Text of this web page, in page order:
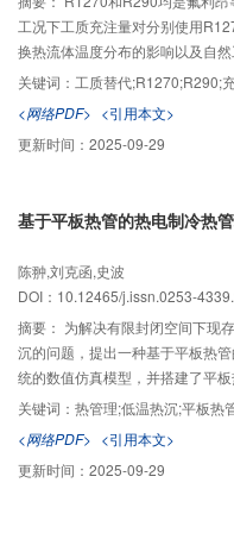
工况下工质充注量对分别使用
换热流体温度分布的影响以及自
对两系统的循环性能和换热流体
系统均在相同的最佳充注量（
不同充注量下两系统的冷凝器中
第一传热窄点和第二最大传热温
迁移；相比于R22系统，R1270
和降低了10.65%，因此R1270比
关键词： 工质替代;R1270;R290;
<网络PDF> <引用本文>
更新时间： 2025-09-29
基于平板热管的热电制冷热
陈翀,刘克函,史波
DOI：10.12465/j.issn.0253-
摘要： 为解决有限封闭空间下现
沉的问题，提出一种基于平板热
统的数值仿真模型，并搭建了平
验证了模型的准确性。结果表明
限空间内为整体热管理系统提供
冷片热端高热量积聚现象。在
于铝制翅片的热电制冷系统散热
关键词： 热管理;低温热沉;平板热
<网络PDF> <引用本文>
更新时间： 2025-09-29